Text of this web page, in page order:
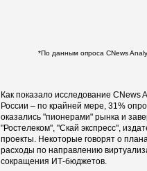
*По данным опроса CNews
Как показало исследование CNews
России – по крайней мере, 31%
оказались "пионерами" рынка и
"Ростелеком", "Скай экспресс",
проекты. Некоторые говорят о
расходы по направлению
сокращения ИТ-бюджетов.